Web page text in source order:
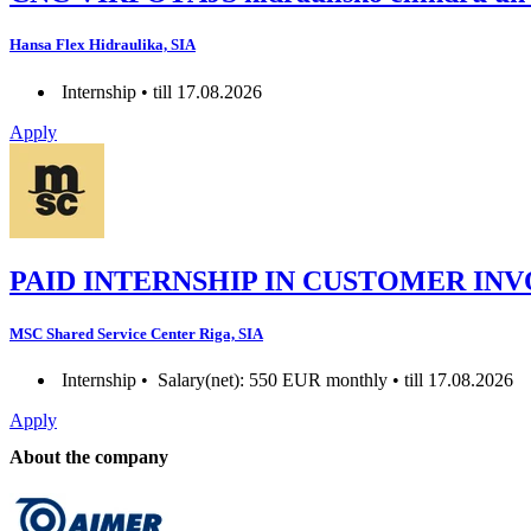
Hansa Flex Hidraulika, SIA
Internship • till 17.08.2026
Apply
PAID INTERNSHIP IN CUSTOMER
MSC Shared Service Center Riga, SIA
Internship • Salary(net): 550 EUR monthly • till 17.08.2026
Apply
About the company